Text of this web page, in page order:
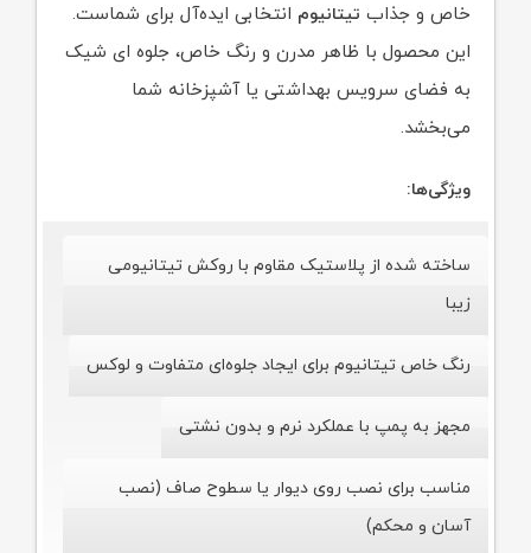
خاص و جذاب تیتانیوم انتخابی ایده‌آل برای شماست.
این محصول با ظاهر مدرن و رنگ خاص، جلوه‌ ای شیک
به فضای سرویس بهداشتی یا آشپزخانه شما
می‌بخشد.
ویژگی‌ها:
ساخته شده از پلاستیک مقاوم با روکش تیتانیومی
زیبا
رنگ خاص تیتانیوم برای ایجاد جلوه‌ای متفاوت و لوکس
مجهز به پمپ با عملکرد نرم و بدون نشتی
مناسب برای نصب روی دیوار یا سطوح صاف (نصب
آسان و محکم)